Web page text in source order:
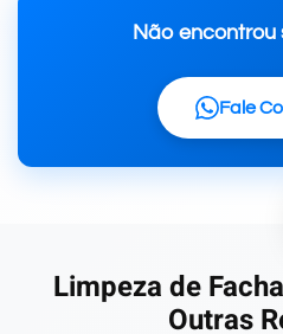
Não encontrou
Fale
Limpeza de
Outras